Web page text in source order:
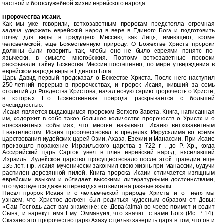
частной и богослужебной жизни еврейского народа.
Пророчества Исаии.
Как мы уже говорили, ветхозаветным пророкам предстояла огромная
задача удержать еврейский народ в вере в Единого Бога и подготовить
почву для веры в грядущего Мессию, как Лица, имеющего, кроме
человеческой, еще Божественную природу. О Божестве Христа пророки
должны были говорить так, чтобы оно не было евреями понято по-
язычески, в смысле многобожия. Поэтому ветхозаветные пророки
раскрывали тайну Божества Мессии постепенно, по мере утверждения в
еврейском народе веры в Единого Бога.
Царь Давид первый предсказал о Божестве Христа. После него наступил
250-летний перерыв в пророчествах, и пророк Исаия, живший за семь
столетий до Рождества Христова, начал новую серию пророчеств о Христе,
в которых Его Божественная природа раскрывается с большей
очевидностью.
Исаия является выдающимся пророком Ветхого Завета. Книга, написанная
им, содержит в себе такое большое количество пророчеств о Христе и о
новозаветных событиях, что многие называют Исаию ветхозаветным
Евангелистом. Исаия пророчествовал в пределах Иерусалима во время
царствования иудейских царей Озии, Ахаза, Езекии и Манассии. При Исаие
произошло поражение Израильского царства в 722 г . до Р. Хр., когда
Ассирийский царь Саргон увел в плен еврейский народ, населявший
Израиль. Иудейское царство просуществовало после этой трагедии еще
135 лет. Пр. Исаия мученически закончил свою жизнь при Манассии, будучи
распилен деревянной пилой. Книга пророка Исаии отличается изящным
еврейским языком и обладает высокими литературными достоинствами,
что чувствуется даже в переводах его книги на разные языки.
Писал пророк Исаия и о человеческой природе Христа, и от него мы
узнаем, что Христос должен был родиться чудесным образом от Девы:
«Сам Господь даст вам знамение: се, Дева (аlmа) во чреве примет и родит
Сына, и нарекут имя Ему: Эммануил, что значит: с нами Бог» (Ис. 7:14).
Сказано это пророчество царю Ахазу с целью заверить царя в том, что он и